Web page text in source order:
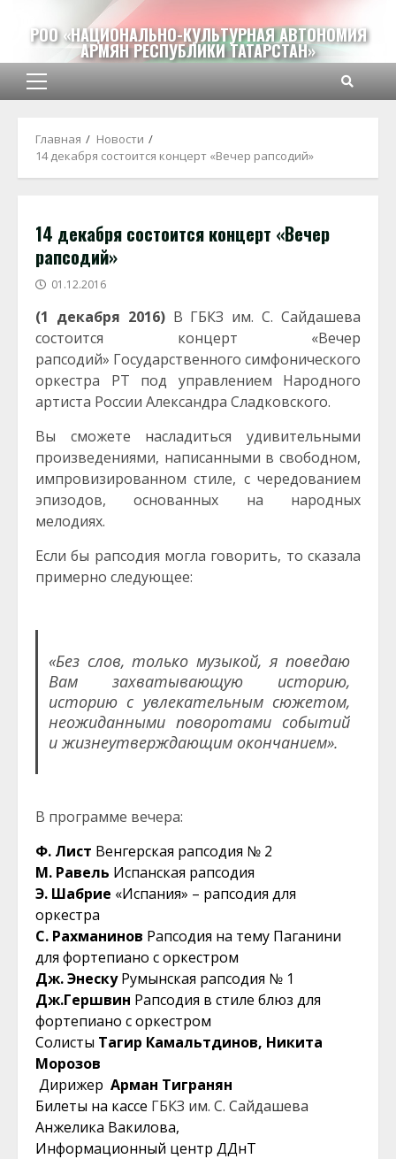
содержимому
РОО «НАЦИОНАЛЬНО-КУЛЬТУРНАЯ АВТОНОМИЯ
АРМЯН РЕСПУБЛИКИ ТАТАРСТАН»
Основное
Главная
Новости
14 декабря состоится концерт «Вечер рапсодий»
14 декабря состоится концерт «Вечер
рапсодий»
01.12.2016
(1 декабря 2016) В ГБКЗ им. С. Сайдашева
состоится концерт «Вечер
рапсодий» Государственного симфонического
оркестра РТ под управлением Народного
артиста России Александра Сладковского.
Вы сможете насладиться удивительными
произведениями, написанными в свободном,
импровизированном стиле, с чередованием
эпизодов, основанных на народных
мелодиях.
Если бы рапсодия могла говорить, то сказала
примерно следующее:
«Без слов, только музыкой, я поведаю
Вам захватывающую историю,
историю с увлекательным сюжетом,
неожиданными поворотами событий
и жизнеутверждающим окончанием».
В программе вечера:
Ф. Лист Венгерская рапсодия № 2
М. Равель Испанская рапсодия
Э. Шабрие «Испания» – рапсодия для
оркестра
С. Рахманинов Рапсодия на тему Паганини
для фортепиано с оркестром
Дж. ЭнескуРумынская рапсодия № 1
Дж.Гершвин Рапсодия в стиле блюз для
фортепиано с оркестром
Солисты Тагир Камальтдинов, Никита
Морозов
Дирижер Арман Тигранян
Билеты на кассе ГБКЗ им. С. Сайдашева
Анжелика Вакилова,
Информационный центр ДДнТ